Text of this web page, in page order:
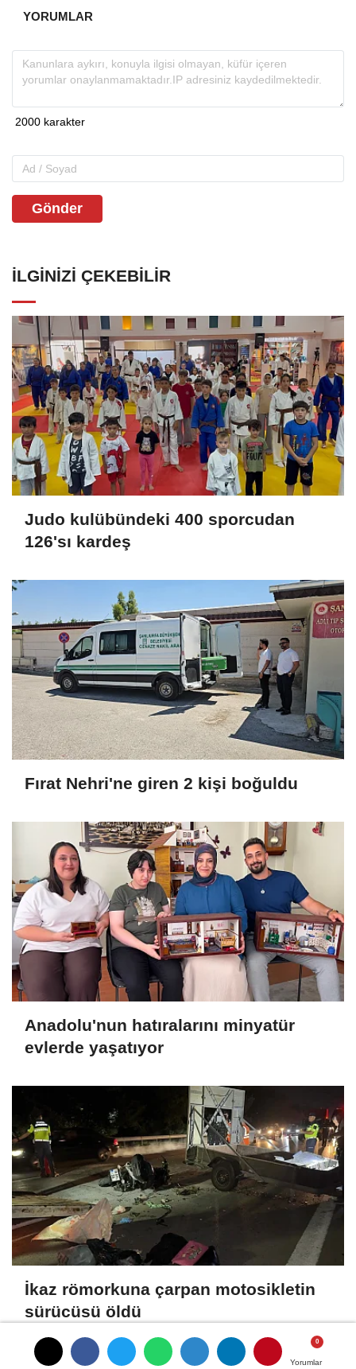
Yorumlar
Yorumlar
YORUMLAR
Gönder
İLGINIZI ÇEKEBILIR
Judo kulübündeki 400 sporcudan
126'sı kardeş
Fırat Nehri'ne giren 2 kişi boğuldu
Anadolu'nun hatıralarını minyatür
evlerde yaşatıyor
İkaz römorkuna çarpan motosikletin
sürücüsü öldü